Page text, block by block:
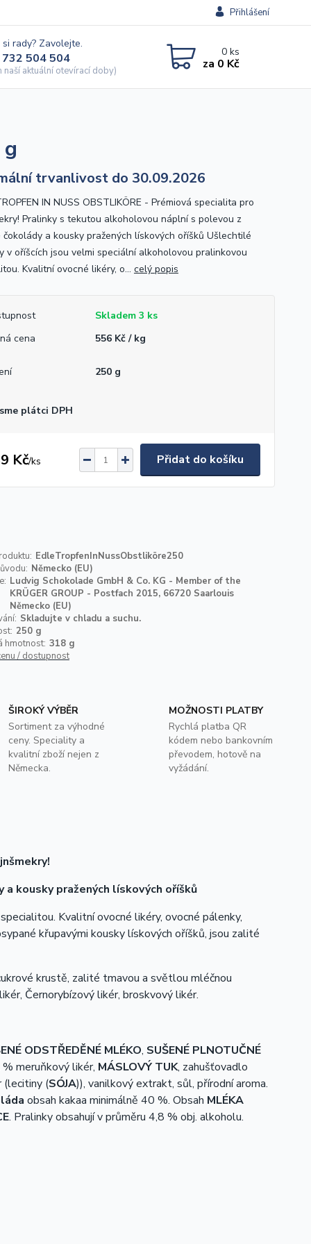
Přihlášení
rady? Zavolejte.
504 504
naší aktuální otevírací doby)
0ks
za 0 Kč
trvanlivost do 30.09.2026
IN NUSS OBSTLIKÖRE - Prémiová specialita pro
Pralinky s tekutou alkoholovou náplní s polevou z
čokolády a kousky pražených lískových oříšků Ušlechtilé
v oříšcích jsou velmi speciální alkoholovou pralinkovou
Kvalitní ovocné likéry, o... celý popis
Skladem 3 ks
cena
556 Kč / kg
250 g
plátci DPH
Kč/ks Přidat do košíku
EdleTropfenInNussObstliköre250
Německo (EU)
Ludvig Schokolade GmbH & Co. KG - Member of the
KRÜGER GROUP - Postfach 2015, 66720 Saarlouis
Německo (EU)
Skladujte v chladu a suchu.
250 g
hmotnost: 318 g
/ dostupnost
ŠIROKÝ VÝBĚR
Sortiment za výhodné
ceny. Speciality a
kvalitní zboží nejen z
Německa.
MOŽNOSTI PLATBY
Rychlá platba QR
kódem nebo bankovním
převodem, hotově na
vyžádání.
kousky pražených lískových oříšků
Kvalitní ovocné likéry, ovocné pálenky,
křupavými kousky lískových oříšků, jsou zalité
krustě, zalité tmavou a světlou mléčnou
Černorybízový likér, broskvový likér.
ODSTŘEDĚNÉ MLÉKO, SUŠENÉ PLNOTUČNÉ
% meruňkový likér, MÁSLOVÝ TUK, zahušťovadlo
(lecitiny (SÓJA)), vanilkový extrakt, sůl, přírodní aroma.
obsah kakaa minimálně 40 %. Obsah MLÉKA
. Pralinky obsahují v průměru 4,8 % obj. alkoholu.